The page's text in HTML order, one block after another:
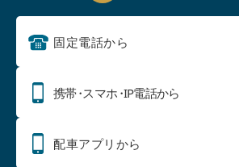
固定電話から
携帯・スマホ・IP電話から
配車アプリから